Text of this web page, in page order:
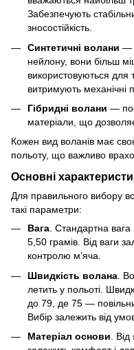
Забезпечують
зносостійкість.
Синтетичні волани —
нейлону, вони більш
використовуються для
витримують механічні
Гібридні волани —
матеріали, що
Кожен вид воланів має
польоту, що важливо
Основні
Для правильного вибору
такі параметри:
Вага . Стандартна
5,50 грамів. Від ваги
контролю м’яча.
Швидкість волана .
летить у польоті.
до 79, де 75 —
Вибір залежить від
Матеріал основи .